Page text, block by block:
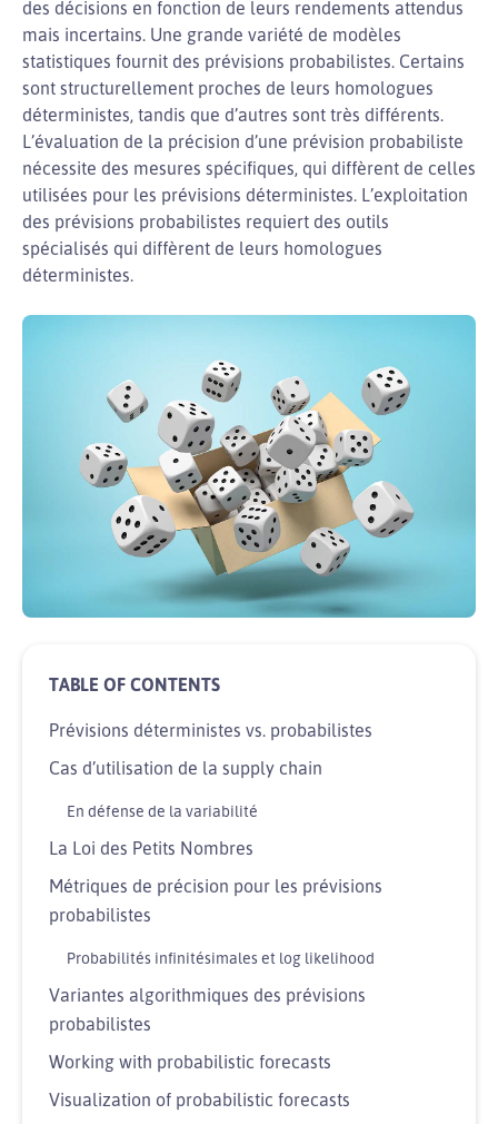
des décisions en fonction de leurs rendements attendus
mais incertains. Une grande variété de modèles
statistiques fournit des prévisions probabilistes. Certains
sont structurellement proches de leurs homologues
déterministes, tandis que d’autres sont très différents.
L’évaluation de la précision d’une prévision probabiliste
nécessite des mesures spécifiques, qui diffèrent de celles
utilisées pour les prévisions déterministes. L’exploitation
des prévisions probabilistes requiert des outils
spécialisés qui diffèrent de leurs homologues
déterministes.
Prévisions déterministes vs. probabilistes
Cas d’utilisation de la supply chain
En défense de la variabilité
La Loi des Petits Nombres
Métriques de précision pour les prévisions
probabilistes
Probabilités infinitésimales et log likelihood
Variantes algorithmiques des prévisions
probabilistes
Working with probabilistic forecasts
Visualization of probabilistic forecasts